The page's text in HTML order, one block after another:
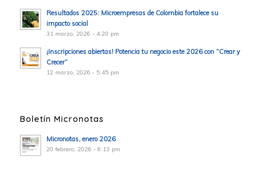
Resultados 2025: Microempresas de Colombia fortalece su
impacto social
31 marzo, 2026 - 4:20 pm
¡Inscripciones abiertas! Potencia tu negocio este 2026 con “Crear y
Crecer”
12 marzo, 2026 - 5:45 pm
Boletín Micronotas
Micronotas, enero 2026
20 febrero, 2026 - 6:13 pm